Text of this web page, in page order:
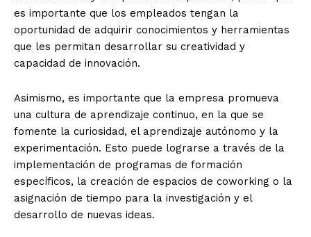
es importante que los empleados tengan la
oportunidad de adquirir conocimientos y herramientas
que les permitan desarrollar su creatividad y
capacidad de innovación.
Asimismo, es importante que la empresa promueva
una cultura de aprendizaje continuo, en la que se
fomente la curiosidad, el aprendizaje autónomo y la
experimentación. Esto puede lograrse a través de la
implementación de programas de formación
específicos, la creación de espacios de coworking o la
asignación de tiempo para la investigación y el
desarrollo de nuevas ideas.